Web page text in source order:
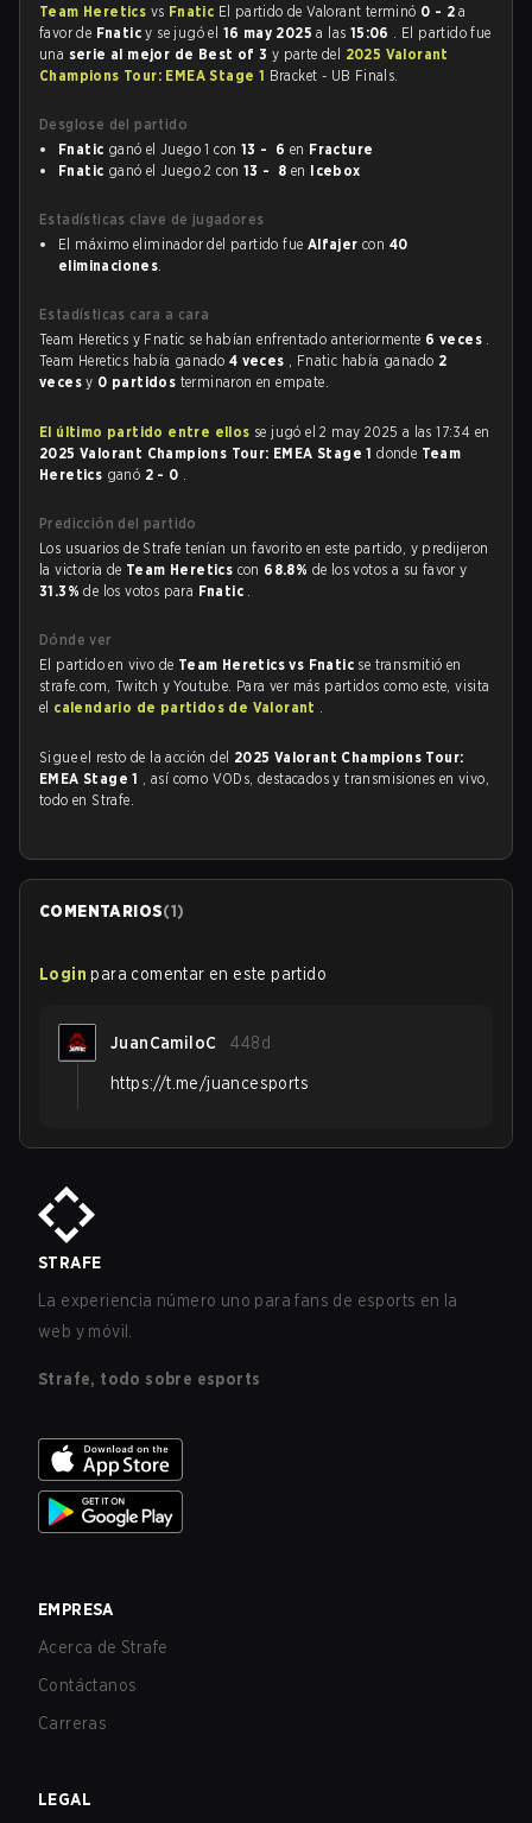
Team Heretics vs Fnatic El partido de Valorant terminó 0 - 2 a
favor de Fnaticy se jugó el 16 may 2025a las 15:06 . El partido fue
una serie al mejor de Best of 3 y parte del 2025 Valorant
Champions Tour: EMEA Stage 1 Bracket - UB Finals.
Desglose del partido
Fnatic ganó el Juego 1 con 13 - 6 en Fracture
Fnatic ganó el Juego 2 con 13 - 8 en Icebox
Estadísticas clave de jugadores
El máximo eliminador del partido fue Alfajer con 40
eliminaciones.
Estadísticas cara a cara
Team Heretics y Fnatic se habían enfrentado anteriormente 6 veces .
Team Heretics había ganado 4 veces , Fnatic había ganado 2
vecesy 0 partidos terminaron en empate.
El último partido entre ellos se jugó el 2 may 2025 a las 17:34 en
2025 Valorant Champions Tour: EMEA Stage 1donde Team
Heretics ganó 2 - 0 .
Predicción del partido
Los usuarios de Strafe tenían un favorito en este partido, y predijeron
la victoria de Team Heretics con 68.8% de los votos a su favor y
31.3%de los votos para Fnatic .
Dónde ver
El partido en vivo de Team Heretics vs Fnatic se transmitió en
strafe.com, Twitch y Youtube. Para ver más partidos como este, visita
el calendario de partidos de Valorant .
Sigue el resto de la acción del 2025 Valorant Champions Tour:
EMEA Stage 1 , así como VODs, destacados y transmisiones en vivo,
todo en Strafe.
COMENTARIOS(1)
Login para comentar en este partido
JuanCamiloC 448d
https://t.me/juancesports
STRAFE
La experiencia número uno para fans de esports en la
web y móvil.
Strafe, todo sobre esports
EMPRESA
Acerca de Strafe
Contáctanos
Carreras
LEGAL